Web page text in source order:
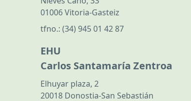
01006 Vitoria-Gasteiz
tfno.: (34) 945 01 42 87
EHU
Carlos Santamaría Zentroa
Elhuyar plaza, 2
20018 Donostia-San Sebastián